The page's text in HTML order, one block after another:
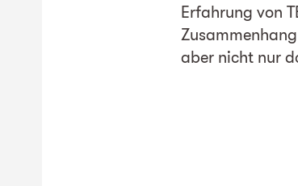
Erfahrung von
aber nicht nur